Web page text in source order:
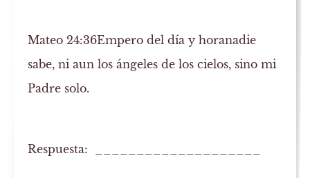
Mateo 24:36Empero del día y horanadie
sabe, ni aun los ángeles de los cielos, sino mi
Padre solo.
Respuesta: ____________________